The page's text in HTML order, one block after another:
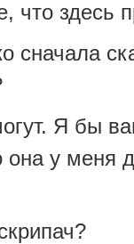
что здесь
Я бы
она у меня